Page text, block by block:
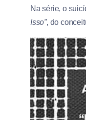
Na série, o
Isso”, do